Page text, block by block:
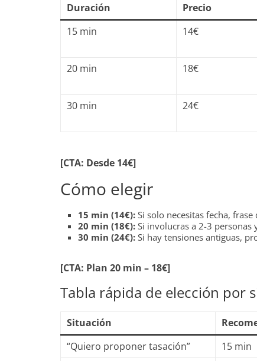
Duración Precio
15 min
14€
20 min
18€
30 min
24€
[CTA: Desde 14€]
Cómo elegir
15 min (14€): Si solo necesitas fecha,
20 min (18€): Si involucras a 2-3
30 min (24€): Si hay tensiones antiguas,
[CTA: Plan 20 min – 18€]
Tabla rápida de elección por
Situación
“Quiero proponer tasación”
15 min